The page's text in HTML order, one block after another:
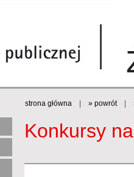
strona główna » powrót
Konkursy